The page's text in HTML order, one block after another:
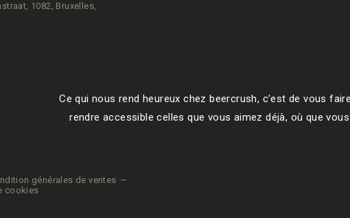
1082, Bruxelles,
Ce qui nous rend heureux chez beercrush, c’est de vous
rendre accessible celles que vous aimez déjà, où que
générales de ventes
cookies